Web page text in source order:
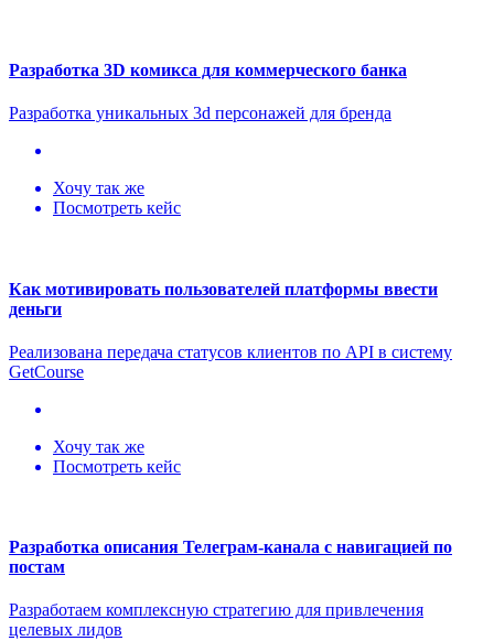
Разработка 3D комикса для коммерческого банка
Разработка уникальных 3d персонажей для бренда
Хочу так же
Посмотреть кейс
Как мотивировать пользователей платформы ввести
деньги
Реализована передача статусов клиентов по API в систему
GetCourse
Хочу так же
Посмотреть кейс
Разработка описания Телеграм-канала с навигацией по
постам
Разработаем комплексную стратегию для привлечения
целевых лидов